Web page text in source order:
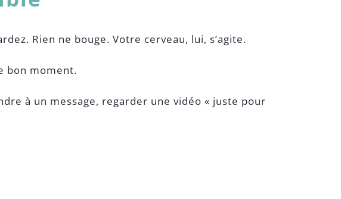
Rien ne bouge. Votre cerveau, lui, s’agite.
bon moment.
à un message, regarder une vidéo « juste pour